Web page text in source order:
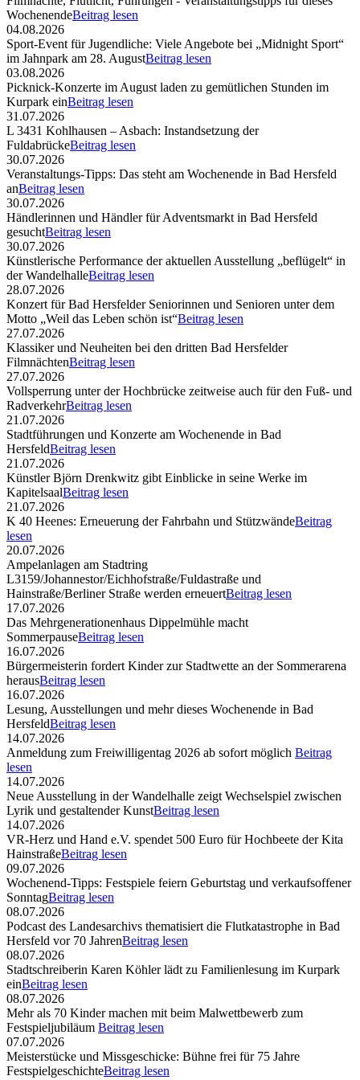
WochenendeBeitrag lesen
04.08.2026
Sport-Event für Jugendliche: Viele Angebote bei „Midnight Sport“
im Jahnpark am 28. AugustBeitrag lesen
03.08.2026
Picknick-Konzerte im August laden zu gemütlichen Stunden im
Kurpark einBeitrag lesen
31.07.2026
L 3431 Kohlhausen – Asbach: Instandsetzung der
FuldabrückeBeitrag lesen
30.07.2026
Veranstaltungs-Tipps: Das steht am Wochenende in Bad Hersfeld
anBeitrag lesen
30.07.2026
Händlerinnen und Händler für Adventsmarkt in Bad Hersfeld
gesuchtBeitrag lesen
30.07.2026
Künstlerische Performance der aktuellen Ausstellung „beflügelt“ in
der WandelhalleBeitrag lesen
28.07.2026
Konzert für Bad Hersfelder Seniorinnen und Senioren unter dem
Motto „Weil das Leben schön ist“Beitrag lesen
27.07.2026
Klassiker und Neuheiten bei den dritten Bad Hersfelder
FilmnächtenBeitrag lesen
27.07.2026
Vollsperrung unter der Hochbrücke zeitweise auch für den Fuß- und
RadverkehrBeitrag lesen
21.07.2026
Stadtführungen und Konzerte am Wochenende in Bad
HersfeldBeitrag lesen
21.07.2026
Künstler Björn Drenkwitz gibt Einblicke in seine Werke im
KapitelsaalBeitrag lesen
21.07.2026
K 40 Heenes: Erneuerung der Fahrbahn und StützwändeBeitrag
lesen
20.07.2026
Ampelanlagen am Stadtring
L3159/Johannestor/Eichhofstraße/Fuldastraße und
Hainstraße/Berliner Straße werden erneuertBeitrag lesen
17.07.2026
Das Mehrgenerationenhaus Dippelmühle macht
SommerpauseBeitrag lesen
16.07.2026
Bürgermeisterin fordert Kinder zur Stadtwette an der Sommerarena
herausBeitrag lesen
16.07.2026
Lesung, Ausstellungen und mehr dieses Wochenende in Bad
HersfeldBeitrag lesen
14.07.2026
Anmeldung zum Freiwilligentag 2026 ab sofort möglich Beitrag
lesen
14.07.2026
Neue Ausstellung in der Wandelhalle zeigt Wechselspiel zwischen
Lyrik und gestaltender KunstBeitrag lesen
14.07.2026
VR-Herz und Hand e.V. spendet 500 Euro für Hochbeete der Kita
HainstraßeBeitrag lesen
09.07.2026
Wochenend-Tipps: Festspiele feiern Geburtstag und verkaufsoffener
SonntagBeitrag lesen
08.07.2026
Podcast des Landesarchivs thematisiert die Flutkatastrophe in Bad
Hersfeld vor 70 JahrenBeitrag lesen
08.07.2026
Stadtschreiberin Karen Köhler lädt zu Familienlesung im Kurpark
einBeitrag lesen
08.07.2026
Mehr als 70 Kinder machen mit beim Malwettbewerb zum
Festspieljubiläum Beitrag lesen
07.07.2026
Meisterstücke und Missgeschicke: Bühne frei für 75 Jahre
FestspielgeschichteBeitrag lesen